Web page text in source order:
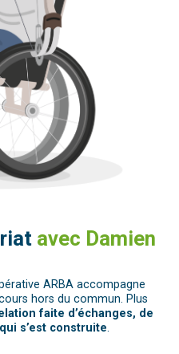
avec Damien
ARBA accompagne
hors du commun. Plus
faite d’échanges, de
s’est construite.